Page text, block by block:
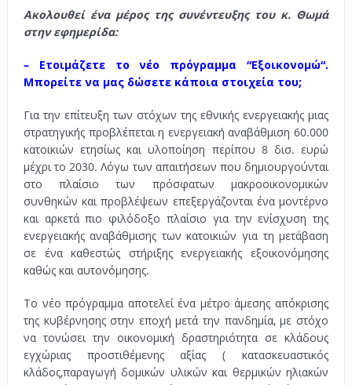
Ακολουθεί ένα μέρος της συνέντευξης του κ. Θωμά
στην εφημερίδα:
– Ετοιμάζετε το νέο πρόγραμμα “Εξοικονομώ“.
Μπορείτε να μας δώσετε κάποια στοιχεία του;
Για την επίτευξη των στόχων της εθνικής ενεργειακής μιας
στρατηγικής προβλέπεται η ενεργειακή αναβάθμιση 60.000
κατοικιών ετησίως και υλοποίηση περίπου 8 δισ. ευρώ
μέχρι το 2030. Λόγω των απαιτήσεων που δημιουργούνται
στο πλαίσιο των πρόσφατων μακροοικονομικών
συνθηκών και προβλέψεων επεξεργάζονται ένα μοντέρνο
και αρκετά πιο φιλόδοξο πλαίσιο για την ενίσχυση της
ενεργειακής αναβάθμισης των κατοικιών για τη μετάβαση
σε ένα καθεστώς στήριξης ενεργειακής εξοικονόμησης
καθώς και αυτονόμησης.
Το νέο πρόγραμμα αποτελεί ένα μέτρο άμεσης απόκρισης
της κυβέρνησης στην εποχή μετά την πανδημία, με στόχο
να τονώσει την οικονομική δραστηριότητα σε κλάδους
εγχώριας προστιθέμενης αξίας ( κατασκευαστικός
κλάδος,παραγωγή δομικών υλικών και θερμικών ηλιακών